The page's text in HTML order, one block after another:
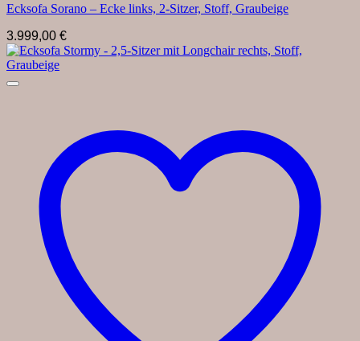
Ecksofa Sorano – Ecke links, 2-Sitzer, Stoff, Graubeige
3.999,00 €